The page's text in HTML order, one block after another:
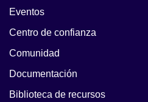
Eventos
Centro de confianza
Comunidad
Documentación
Biblioteca de recursos